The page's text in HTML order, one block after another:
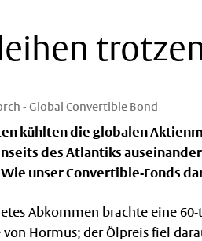
- Global Convertible Bond
kühlten die globalen
des Atlantiks
unser Convertible-Fonds
Abkommen brachte eine
Hormus; der Ölpreis fiel